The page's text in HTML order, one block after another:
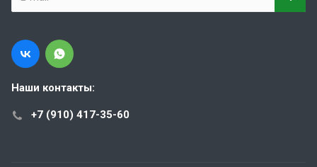
Наши контакты:
+7 (910) 417-35-60